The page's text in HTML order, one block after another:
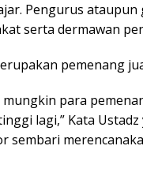
Pengurus
serta dermawan
pemenang
para
lagi,” Kata
sembari